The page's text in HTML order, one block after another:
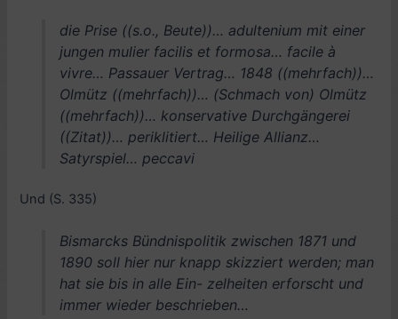
die Prise ((s.o., Beute))… adultenium mit einer
jungen mulier facilis et formosa… facile à
vivre… Passauer Vertrag… 1848 ((mehrfach))…
Olmütz ((mehrfach))… (Schmach von) Olmütz
((mehrfach))… konservative Durchgängerei
((Zitat))… periklitiert… Heilige Allianz…
Satyrspiel… peccavi
Und (S. 335)
Bismarcks Bündnispolitik zwischen 1871 und
1890 soll hier nur knapp skizziert werden; man
hat sie bis in alle Ein- zelheiten erforscht und
immer wieder beschrieben…